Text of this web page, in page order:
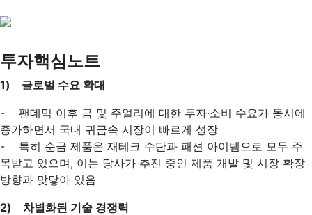
투자핵심노트
1) 글로벌 수요 확대
- 팬데믹 이후 금 및 주얼리에 대한 투자·소비 수요가 동시에
증가하면서 국내 귀금속 시장이 빠르게 성장
- 특히 순금 제품은 재테크 수단과 패션 아이템으로 모두 주
목받고 있으며, 이는 당사가 추진 중인 제품 개발 및 시장 확장
방향과 맞닿아 있음
2) 차별화된 기술 경쟁력